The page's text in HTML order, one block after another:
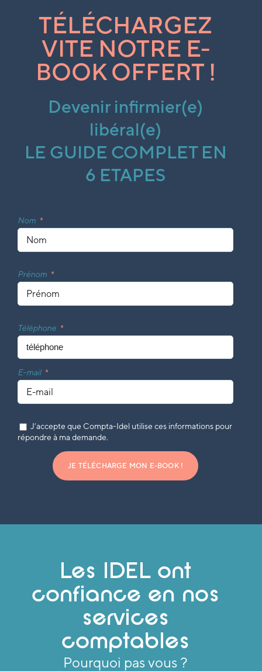
TÉLÉCHARGEZ
VITE NOTRE E-
BOOK OFFERT !
Devenir infirmier(e)
libéral(e)
LE GUIDE COMPLET EN
6 ETAPES
Nom
Prénom
Téléphone
E-mail
J’accepte que Compta-Idel utilise ces informations pour
répondre à ma demande.
JE TÉLÉCHARGE MON E-BOOK !
Les IDEL ont
confiance en nos
services
comptables
Pourquoi pas vous ?